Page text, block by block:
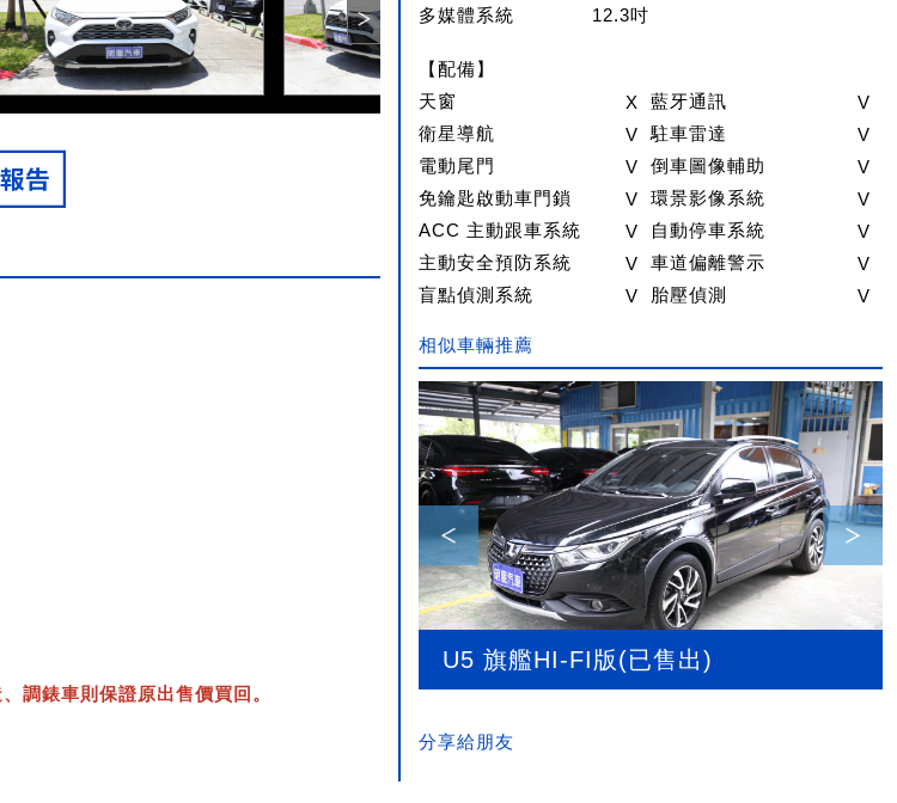
調錶車則保證原出售價買回。
多媒體系統
12.3吋
【配備】
天窗
X 藍牙通訊
V
衛星導航
V 駐車雷達
V
電動尾門
V 倒車圖像輔助
V
免鑰匙啟動車門鎖
V 環景影像系統
V
ACC 主動跟車系統
V 自動停車系統
V
主動安全預防系統
V 車道偏離警示
V
盲點偵測系統
V 胎壓偵測 V
相似車輛推薦
U5 旗艦HI-FI版(已售出)
分享給朋友